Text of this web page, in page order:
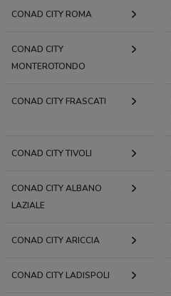
CONAD CITY ROMA
CONAD CITY
MONTEROTONDO
CONAD CITY FRASCATI
CONAD CITY TIVOLI
CONAD CITY ALBANO
LAZIALE
CONAD CITY ARICCIA
CONAD CITY LADISPOLI